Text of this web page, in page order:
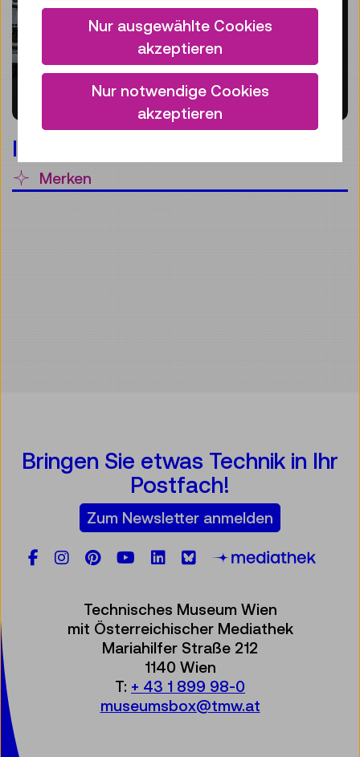
Im Bann der Bahn
Merken
Bringen Sie etwas Technik in Ihr
Postfach!
Zum Newsletter anmelden
Facebook
Instagram
Pinterest
YouTube
LinkedIn
Bluesky
Technisches Museum Wien
mit Österreichischer Mediathek
Mariahilfer Straße 212
1140 Wien
T: + 43 1 899 98-0
museumsbox@tmw.at
Nur ausgewählte Cookies
akzeptieren
Nur notwendige Cookies
akzeptieren